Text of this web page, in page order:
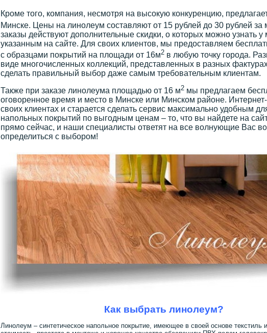
Кроме того, компания, несмотря на высокую конкуренцию,
Минске. Цены на линолеум составляют от 15 рублей до 30 рублей за
заказы действуют дополнительные скидки, о которых можно узнать
указанным на сайте. Для своих клиентов, мы предоставляем
с образцами покрытий на площади от 16м2 в любую точку города.
виде многочисленных коллекций, представленных в разных
сделать правильный выбор даже самым требовательным клиентам.
Также при заказе линолеума площадью от 16 м2 мы предлагаем
оговоренное время и место в Минске или Минском районе.
своих клиентах и старается сделать сервис максимально удобным
напольных покрытий по выгодным ценам – то, что вы найдете на
прямо сейчас, и наши специалисты ответят на все волнующие Вас
определиться с выбором!
Как выбрать линолеум?
Линолеум – синтетическое напольное покрытие, имеющее в своей основе